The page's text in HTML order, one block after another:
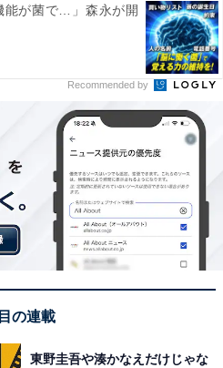
on Instagram
(@takuya.kimura_tak)
した。
の元メンバーで、バラエティ
能が菌で…」森永が開
Recommended by
の連載
東野圭吾や湊かなえだけじゃな